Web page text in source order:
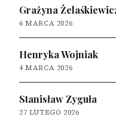
Grażyna
6 MARCA 2026
Henryka Wojniak
4 MARCA 2026
Stanisław Zyguła
27 LUTEGO 2026